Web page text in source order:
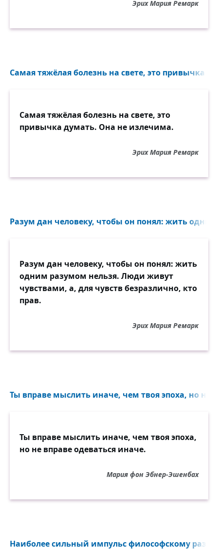
Эрих Мария Ремарк
Самая тяжёлая болезнь на свете, это привычка
Самая тяжёлая болезнь на свете, это
привычка думать. Она не излечима.
Эрих Мария Ремарк
Разум дан человеку, чтобы он понял: жить
Разум дан человеку, чтобы он понял: жить
одним разумом нельзя. Люди живут
чувствами, а, для чувств безразлично, кто
прав.
Эрих Мария Ремарк
Ты вправе мыслить иначе, чем твоя эпоха, но не
Ты вправе мыслить иначе, чем твоя эпоха,
но не вправе одеваться иначе.
Мария фон Эбнер-Эшенбах
Наиболее сильный импульс философскому